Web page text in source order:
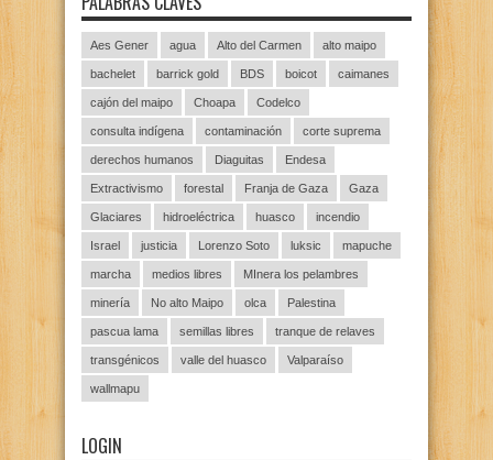
Aes Gener agua Alto del Carmen alto maipo
bachelet barrick gold BDS boicot caimanes
cajón del maipo Choapa Codelco
consulta indígena contaminación corte suprema
derechos humanos Diaguitas Endesa
Extractivismo forestal Franja de Gaza Gaza
Glaciares hidroeléctrica huasco incendio
Israel justicia Lorenzo Soto luksic mapuche
marcha medios libres MInera los pelambres
minería No alto Maipo olca Palestina
pascua lama semillas libres tranque de relaves
transgénicos valle del huasco Valparaíso
wallmapu
LOGIN